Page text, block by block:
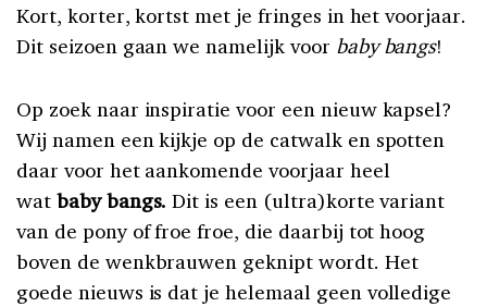
Kort, korter, kortst met je fringes in het voorjaar.
Dit seizoen gaan we namelijk voor baby bangs!
Op zoek naar inspiratie voor een nieuw kapsel?
Wij namen een kijkje op de catwalk en spotten
daar voor het aankomende voorjaar heel
wat baby bangs.Dit is een (ultra)korte variant
van de pony of froe froe, die daarbij tot hoog
boven de wenkbrauwen geknipt wordt. Het
goede nieuws is dat je helemaal geen volledige